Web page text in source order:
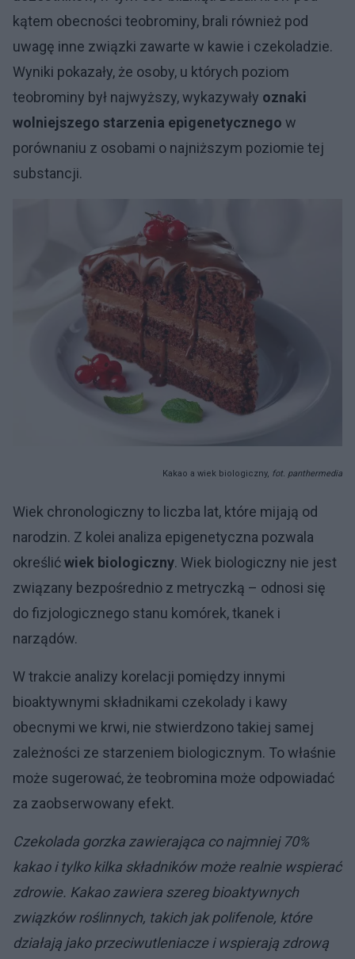
kątem obecności teobrominy, brali również pod
uwagę inne związki zawarte w kawie i czekoladzie.
Wyniki pokazały, że osoby, u których poziom
teobrominy był najwyższy, wykazywały oznaki
wolniejszego starzenia epigenetycznego w
porównaniu z osobami o najniższym poziomie tej
substancji.
Kakao a wiek biologiczny, fot. panthermedia
Wiek chronologiczny to liczba lat, które mijają od
narodzin. Z kolei analiza epigenetyczna pozwala
określićwiek biologiczny. Wiek biologiczny nie jest
związany bezpośrednio z metryczką – odnosi się
do fizjologicznego stanu komórek, tkanek i
narządów.
W trakcie analizy korelacji pomiędzy innymi
bioaktywnymi składnikami czekolady i kawy
obecnymi we krwi, nie stwierdzono takiej samej
zależności ze starzeniem biologicznym. To właśnie
może sugerować, że teobromina może odpowiadać
za zaobserwowany efekt.
Czekolada gorzka zawierająca co najmniej 70%
kakao i tylko kilka składników może realnie wspierać
zdrowie. Kakao zawiera szereg bioaktywnych
związków roślinnych, takich jak polifenole, które
działają jako przeciwutleniacze i wspierają zdrową